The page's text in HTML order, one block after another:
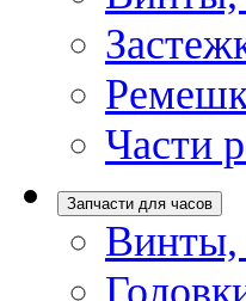
Части
Запчасти для часов
Винты,